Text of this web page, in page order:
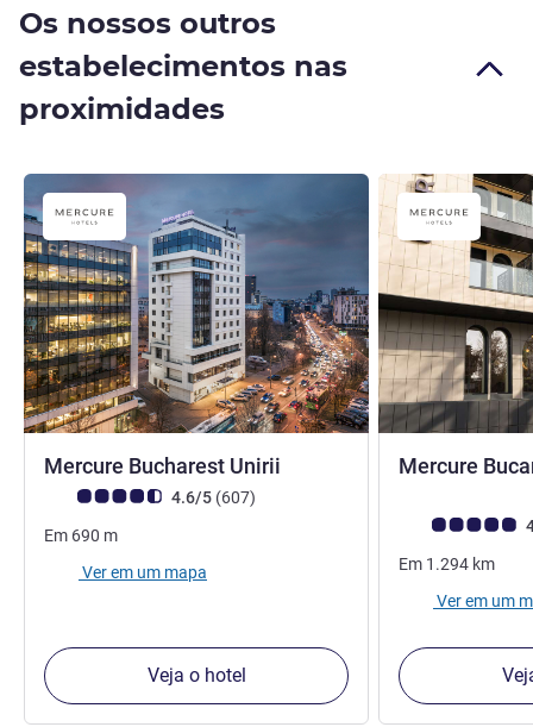
Os nossos outros
estabelecimentos nas
proximidades
Mercure Bucharest Unirii
Nota clientes Avis (Classificação ALL)
4.6/5 (607comentários
)
Em 690 m
Ver em um mapa
Veja o hotel
Mercure
Nota clientes
Em 1.294 km
Ver em um